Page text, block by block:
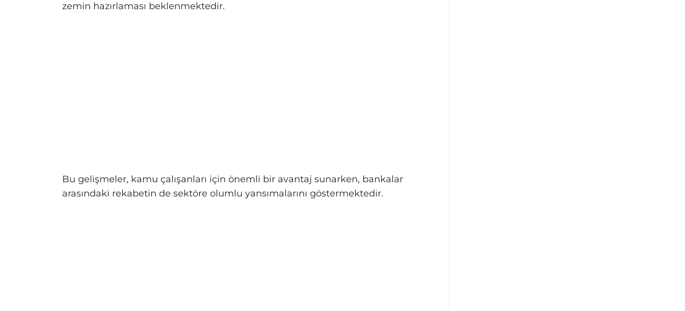
zemin hazırlaması beklenmektedir.
Bu gelişmeler, kamu çalışanları için önemli bir avantaj sunarken, bankalar
arasındaki rekabetin de sektöre olumlu yansımalarını göstermektedir.